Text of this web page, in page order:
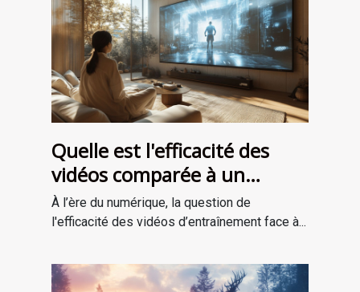
Quelle est l'efficacité des
vidéos comparée à un
entraînement en personne ?
À l’ère du numérique, la question de
l'efficacité des vidéos d’entraînement face à...